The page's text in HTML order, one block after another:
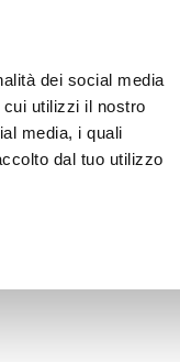
dei social media
utilizzi il nostro
media, i quali
dal tuo utilizzo